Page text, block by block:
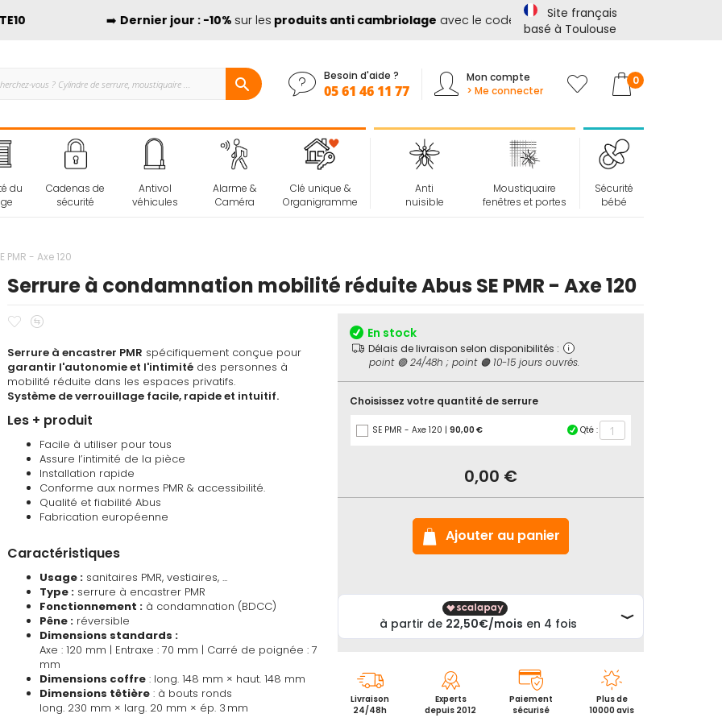
Dernier jour : -10%sur les produits anti cambriolageavec le codeSECURITE10Site français
basé à Toulouse
Besoin d'aide ?
05 61 46 11 77
Mon compte
> Me connecter
Mon panier
0
du
Cadenas de
sécurité
Antivol
véhicules
Alarme &
Caméra
Clé unique &
Organigramme
Anti
nuisible
Moustiquaire
fenêtres et portes
Sécurité
bébé
- Axe 120
Serrure à condamnation mobilité réduite Abus SE PMR - Axe 120
Ajouter
mes
favoris
comparateur
Serrure à encastrer PMR spécifiquement conçue pour
garantir l'autonomie et l'intimité des personnes à
mobilité réduite dans les espaces privatifs.
Système de verrouillage facile, rapide et intuitif.
Les + produit
Facile à utiliser pour tous
Assure l’intimité de la pièce
Installation rapide
Conforme aux normes PMR & accessibilité.
Qualité et fiabilité Abus
Fabrication européenne
Caractéristiques
Usage : sanitaires PMR, vestiaires, ...
Type : serrure à encastrer PMR
Fonctionnement : à condamnation (BDCC)
Pêne : réversible
Dimensions standards :
Axe : 120 mm | Entraxe : 70 mm | Carré de poignée : 7
mm
Dimensions coffre : long. 148 mm × haut. 148 mm
Dimensions têtière : à bouts ronds
long. 230 mm × larg. 20 mm × ép. 3 mm
En stock
Délais de livraison selon disponibilités :
point 🟢 24/48h ; point 🟠 10-15 jours ouvrés.
Choisissez votre quantité de serrure
SE PMR - Axe 120 | 90,00 € Qté :
120
0,00 €
Ajouter au panier
Livraison
24/48h
Experts
depuis 2012
Paiement
sécurisé
Plus de
10000 avis